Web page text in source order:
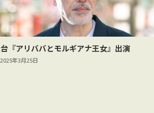
『アリババとモルギアナ王女』出演
2025年3月25日